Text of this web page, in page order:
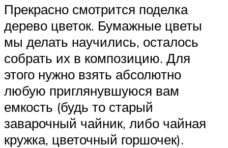
Прекрасно смотрится поделка
дерево цветок. Бумажные цветы
мы делать научились, осталось
собрать их в композицию. Для
этого нужно взять абсолютно
любую приглянувшуюся вам
емкость (будь то старый
заварочный чайник, либо чайная
кружка, цветочный горшочек).